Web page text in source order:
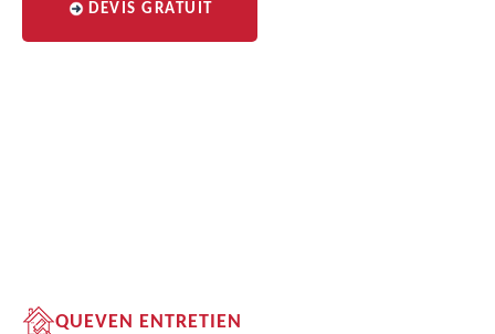
DEVIS GRATUIT
QUEVEN ENTRETIEN